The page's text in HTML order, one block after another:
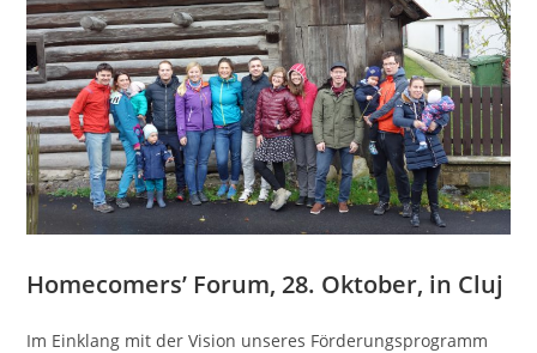
Homecomers’ Forum, 28. Oktober, in Cluj
Im Einklang mit der Vision unseres Förderungsprogramm